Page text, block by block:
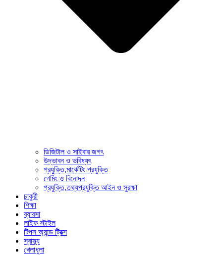
ডিজিটাল ও সাইবার জগৎ
উদ্ভাবন ও ভবিষ্যৎ
প্রযুক্তি,মার্কেটিং প্রযুক্তি
গেমিং ও বিনোদন
প্রযুক্তি,তথ্যপ্রযুক্তি আইন ও সুরক্ষা
চাকুরী
শিক্ষা
ব্যাবসা
লাইফ স্টাইল
টিপস অ্যান্ড ট্রিক্স
স্বাস্থ্য
খেলাধুলা